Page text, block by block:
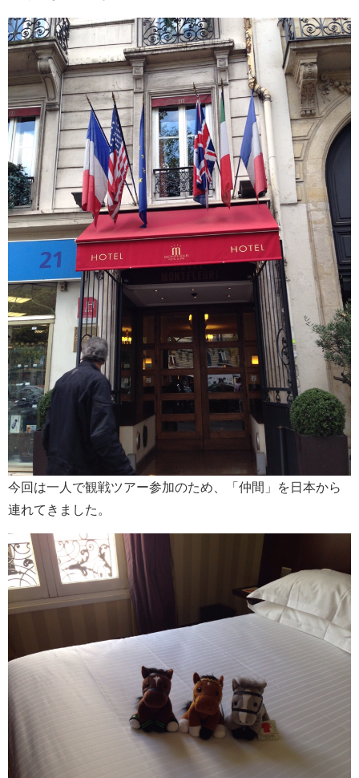
今回は一人で観戦ツアー参加のため、「仲間」を日本から
連れてきました。